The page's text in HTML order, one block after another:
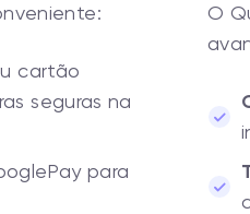
cartão
seguras na
para
O